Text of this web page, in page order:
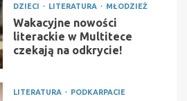
DZIECI LITERATURA MŁODZIEŻ
Wakacyjne nowości
literackie w Multitece
czekają na odkrycie!
LITERATURA PODKARPACIE